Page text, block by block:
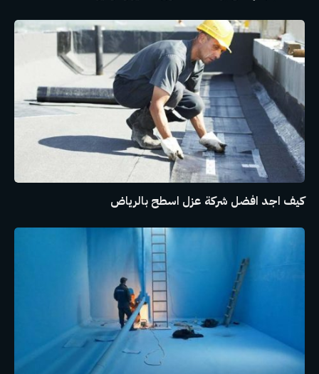
كيف اجد افضل شركة عزل اسطح بالرياض